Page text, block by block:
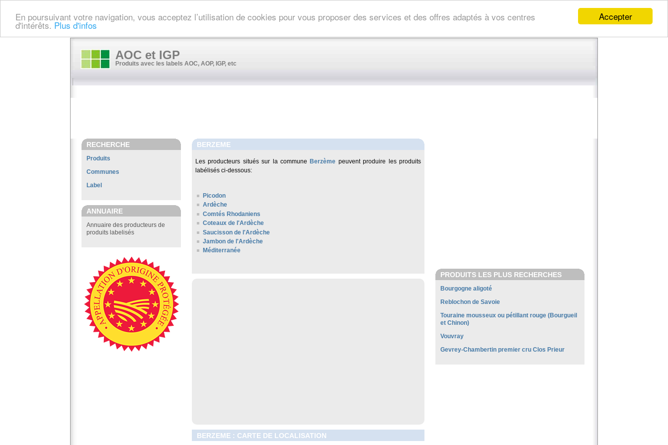
Accepter
En poursuivant votre navigation, vous acceptez l’utilisation de cookies pour vous proposer des services et des offres adaptés à vos centres
d'intérêts. Plus d'infos
AOC et IGP
Produits avec les labels AOC, AOP, IGP, etc
RECHERCHE
Produits
Communes
Label
ANNUAIRE
Annuaire des producteurs de
produits labelisés
BERZEME
Les producteurs situés sur la commune Berzème peuvent produire les produits
labélisés ci-dessous:
Picodon
Ardèche
Comtés Rhodaniens
Coteaux de l'Ardèche
Saucisson de l'Ardèche
Jambon de l'Ardèche
Méditerranée
BERZEME : CARTE DE LOCALISATION
PRODUITS LES PLUS RECHERCHES
Bourgogne aligoté
Reblochon de Savoie
Touraine mousseux ou pétillant rouge (Bourgueil
et Chinon)
Vouvray
Gevrey-Chambertin premier cru Clos Prieur